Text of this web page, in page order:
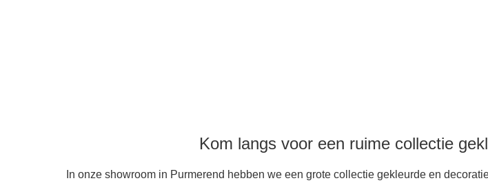
Kom langs voor een ruime collectie
In onze showroom in Purmerend hebben we een grote collectie gekleurde en